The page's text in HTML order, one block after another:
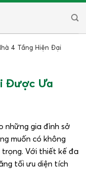
4 Tầng Hiện Đại
Được Ưa
những gia đình sở
muốn có không
trọng. Với thiết kế đa
tối ưu diện tích